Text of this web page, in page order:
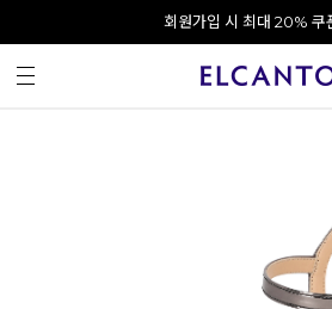
오전 10시 이전 결제 완료 시
회원가입 시 최대 20% 쿠